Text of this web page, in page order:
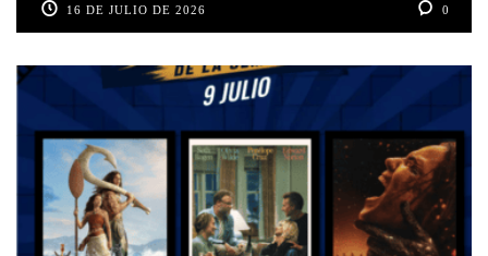
16 DE JULIO DE 2026 0